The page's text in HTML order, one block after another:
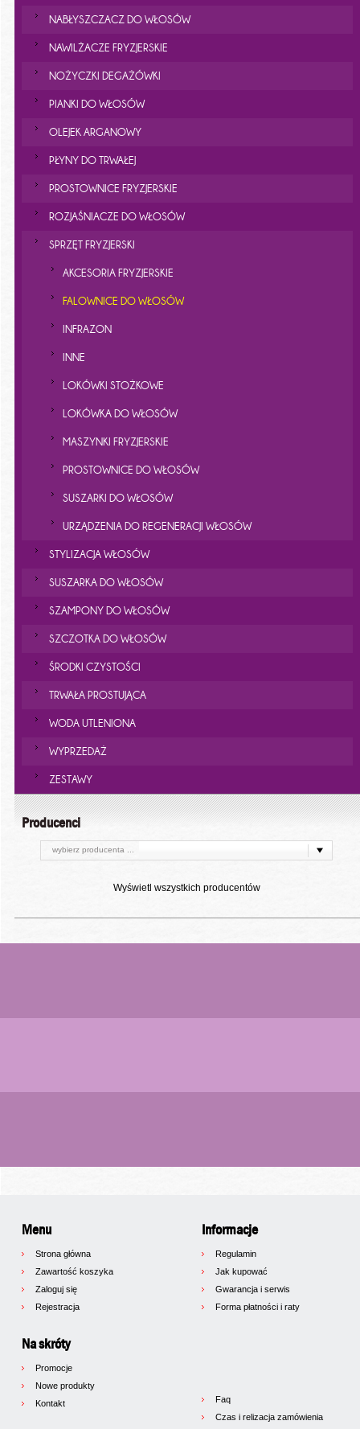
NABŁYSZCZACZ DO WŁOSÓW
NAWILŻACZE FRYZJERSKIE
NOŻYCZKI DEGAŻÓWKI
PIANKI DO WŁOSÓW
OLEJEK ARGANOWY
PŁYNY DO TRWAŁEJ
PROSTOWNICE FRYZJERSKIE
ROZJAŚNIACZE DO WŁOSÓW
SPRZĘT FRYZJERSKI
AKCESORIA FRYZJERSKIE
FALOWNICE DO WŁOSÓW
INFRAZON
INNE
LOKÓWKI STOŻKOWE
LOKÓWKA DO WŁOSÓW
MASZYNKI FRYZJERSKIE
PROSTOWNICE DO WŁOSÓW
SUSZARKI DO WŁOSÓW
URZĄDZENIA DO REGENERACJI WŁOSÓW
STYLIZACJA WŁOSÓW
SUSZARKA DO WŁOSÓW
SZAMPONY DO WŁOSÓW
SZCZOTKA DO WŁOSÓW
ŚRODKI CZYSTOŚCI
TRWAŁA PROSTUJĄCA
WODA UTLENIONA
WYPRZEDAŻ
ZESTAWY
Producenci
wybierz producenta ...
Wyświetl wszystkich producentów
Menu
Strona główna
Zawartość koszyka
Zaloguj się
Rejestracja
Na skróty
Promocje
Nowe produkty
Kontakt
Informacje
Regulamin
Jak kupować
Gwarancja i serwis
Forma płatności i raty
Faq
Czas i relizacja zamówienia